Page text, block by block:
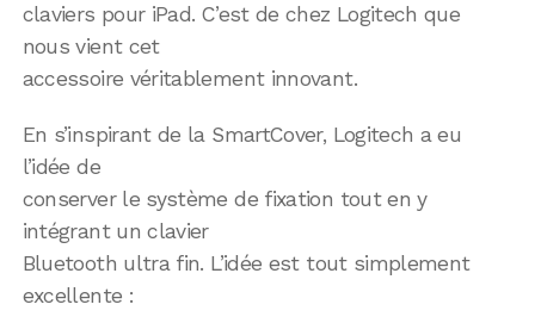
claviers pour iPad. C’est de chez Logitech que
nous vient cet
accessoire véritablement innovant.
En s’inspirant de la SmartCover, Logitech a eu
l’idée de
conserver le système de fixation tout en y
intégrant un clavier
Bluetooth ultra fin. L’idée est tout simplement
excellente :